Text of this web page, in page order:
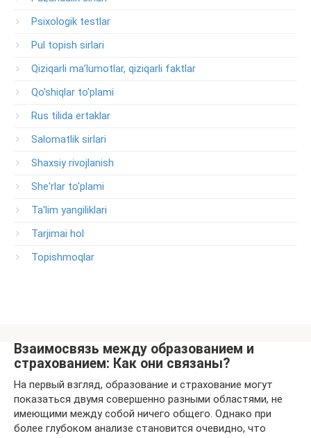
Psixologik testlar
Pul topish sirlari
Qiziqarli ma’lumotlar, qiziqarli faktlar
Qo'shiqlar to'plami
Rus tilida ertaklar
Salomatlik sirlari
Shaxsiy rivojlanish
She'rlar to'plami
Ta'lim yangiliklari
Tarjimai hol
Topishmoqlar
Взаимосвязь между образованием и
страхованием: Как они связаны?
На первый взгляд, образование и страхование могут
показаться двумя совершенно разными областями, не
имеющими между собой ничего общего. Однако при
более глубоком анализе становится очевидно, что